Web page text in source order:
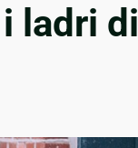
ladri di